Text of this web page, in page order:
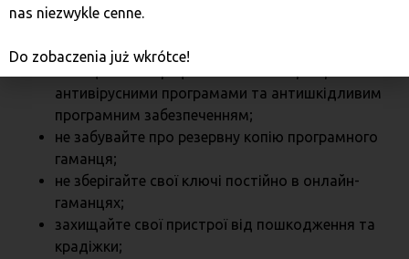
особам;
антивірусними програмами та антишкідливим
програмним забезпеченням;
не забувайте про резервну копію програмного
гаманця;
не зберігайте свої ключі постійно в онлайн-
гаманцях;
захищайте свої пристрої від пошкодження та
крадіжки;
nas niezwykle cenne.
Do zobaczenia już wkrótce!